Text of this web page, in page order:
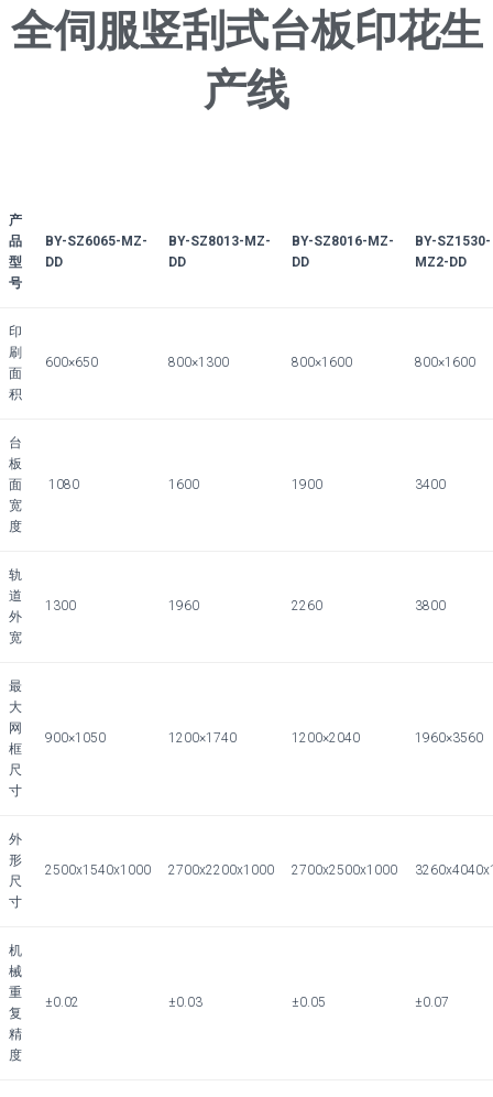
全伺服竖刮式台板印花生
产线
产
品
型
号
BY-SZ6065-MZ-
DD
BY-SZ8013-MZ-
DD
BY-SZ8016-MZ-
DD
BY-SZ1530-
MZ2-DD
印
刷
面
积
600×650 800×1300 800×1600 800×1600
台
板
面
宽
度
1080 1600 1900 3400
轨
道
外
宽
1300 1960 2260 3800
最
大
网
框
尺
寸
900×1050 1200×1740 1200×2040 1960×3560
外
形
尺
寸
2500x1540x1000 2700x2200x1000 2700x2500x1000
机
械
重
复
精
度
±0.02 ±0.03 ±0.05 ±0.07